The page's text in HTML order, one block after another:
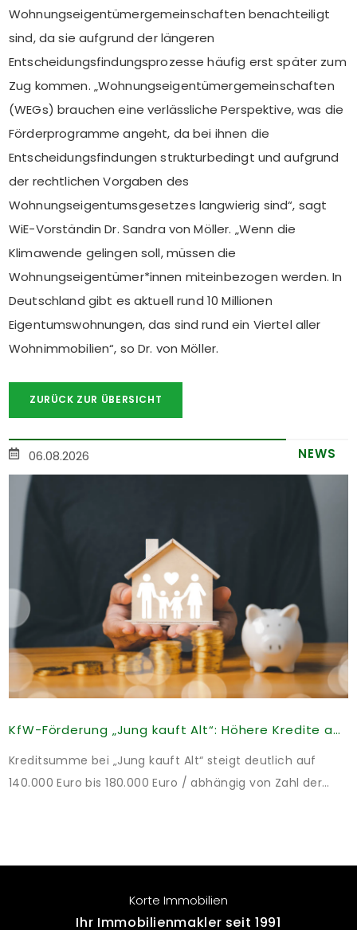
Wohnungseigentümergemeinschaften benachteiligt
sind, da sie aufgrund der längeren
Entscheidungsfindungsprozesse häufig erst später zum
Zug kommen. „Wohnungseigentümergemeinschaften
(WEGs) brauchen eine verlässliche Perspektive, was die
Förderprogramme angeht, da bei ihnen die
Entscheidungsfindungen strukturbedingt und aufgrund
der rechtlichen Vorgaben des
Wohnungseigentumsgesetzes langwierig sind“, sagt
WiE-Vorständin Dr. Sandra von Möller. „Wenn die
Klimawende gelingen soll, müssen die
Wohnungseigentümer*innen miteinbezogen werden. In
Deutschland gibt es aktuell rund 10 Millionen
Eigentumswohnungen, das sind rund ein Viertel aller
Wohnimmobilien“, so Dr. von Möller.
ZURÜCK ZUR ÜBERSICHT
06.08.2026 NEWS
KfW-Förderung „Jung kauft Alt“: Höhere Kredite ab August 2026
Kreditsumme bei „Jung kauft Alt“ steigt deutlich auf
140.000 Euro bis 180.000 Euro / abhängig von Zahl der
Monaten nach Förderzusage / Sanierung in
Einzelmaßnahmen […]
Korte Immobilien
Ihr Immobilienmakler seit 1991